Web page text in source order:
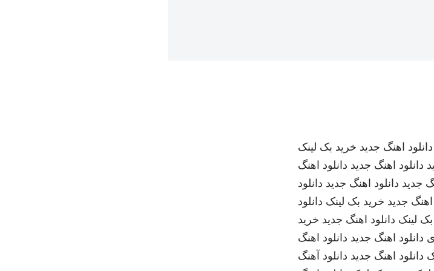
دانلود اهنگ جدید خرید بک لینک
دانلود اهنگ جدید دانلود اهنگ
جدید دانلود اهنگ جدید دانلود
اهنگ جدید خرید بک لینک دانلود
لینک دانلود اهنگ جدید خرید
دانلود اهنگ جدید دانلود اهنگ
دانلود اهنگ جدید دانلود آهنگ